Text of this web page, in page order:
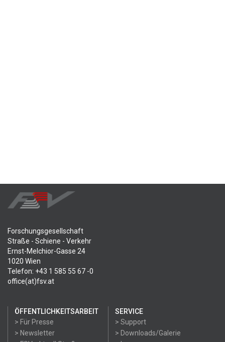
Forschungsgesellschaft
Straße - Schiene - Verkehr
Ernst-Melchior-Gasse 24
1020 Wien
Telefon: +43 1 585 55 67 -0
office(at)fsv.at
ÖFFENTLICHKEITSARBEIT
> Für Presse
> Newsletter
SERVICE
> Support
> Downloads/Galerie